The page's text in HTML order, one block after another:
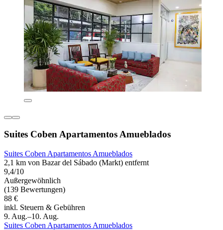
Suites Coben Apartamentos Amueblados
Suites Coben Apartamentos Amueblados
2,1 km von Bazar del Sábado (Markt) entfernt
9,4/10
Außergewöhnlich
(139 Bewertungen)
88 €
inkl. Steuern & Gebühren
9. Aug.–10. Aug.
Suites Coben Apartamentos Amueblados